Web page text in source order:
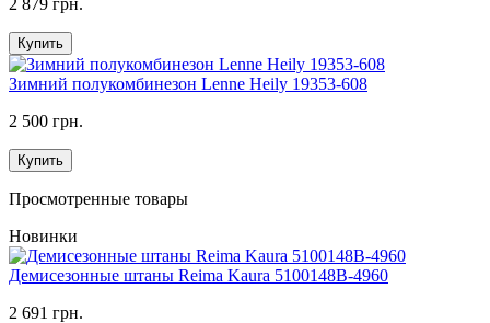
Купить
Зимний полукомбинезон Lenne Heily 19353-608
2 500 грн.
Купить
Просмотренные товары
Новинки
Демисезонные штаны Reima Kaura 5100148B-4960
2 691 грн.